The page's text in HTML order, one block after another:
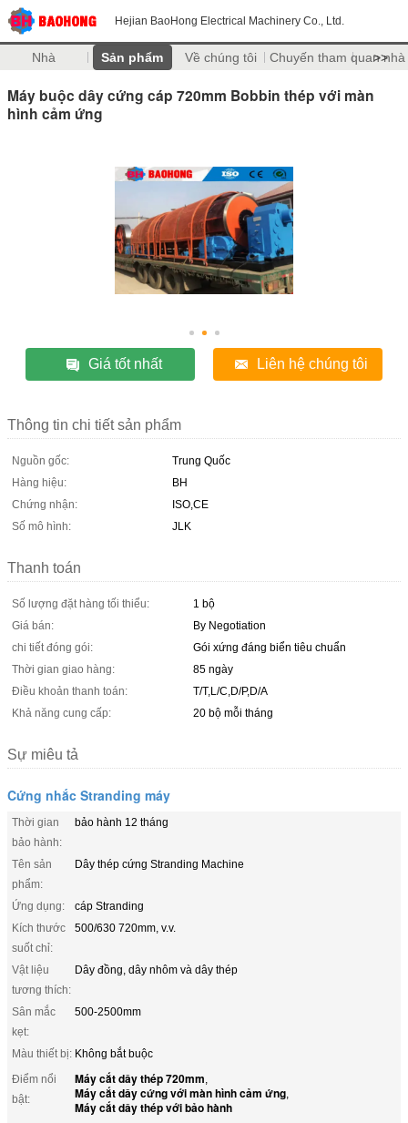
Hejian BaoHong Electrical Machinery Co., Ltd.
Nhà Sản phẩm Về chúng tôi Chuyến tham quan nhà
>>
Máy buộc dây cứng cáp 720mm Bobbin thép với màn
hình cảm ứng
Giá tốt nhất Liên hệ chúng tôi
Thông tin chi tiết sản phẩm
Nguồn gốc:
Trung Quốc
Hàng hiệu:
BH
Chứng nhận:
ISO,CE
Số mô hình:
JLK
Thanh toán
Số lượng đặt hàng tối thiểu:
1 bộ
Giá bán:
By Negotiation
chi tiết đóng gói:
Gói xứng đáng biển tiêu chuẩn
Thời gian giao hàng:
85 ngày
Điều khoản thanh toán:
T/T,L/C,D/P,D/A
Khả năng cung cấp:
20 bộ mỗi tháng
Sự miêu tả
Cứng nhắc Stranding máy
Thời gian
bảo hành:
bảo hành 12 tháng
Tên sản
phẩm:
Dây thép cứng Stranding Machine
Ứng dụng:
cáp Stranding
Kích thước
suốt chỉ:
500/630 720mm, v.v.
Vật liệu
tương thích:
Dây đồng, dây nhôm và dây thép
Sân mắc
kẹt:
500-2500mm
Màu thiết bị: Không bắt buộc
Điểm nổi
bật:
Máy cắt dây thép 720mm,
Máy cắt dây cứng với màn hình cảm ứng,
Máy cắt dây thép với bảo hành